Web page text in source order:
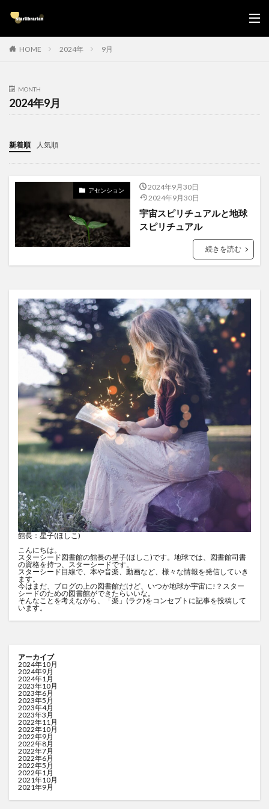
HOME 2024年 9月
MONTH
2024年9月
新着順 人気順
アセンション
2024年9月30日
2024年9月30日
宇宙スピリチュアルと地球
スピリチュアル
続きを読む
館長：星子(ほしこ)
こんにちは。
スターシード図書館の館長の星子(ほしこ)です。地球では、図書館司書
の資格を持つ、スターシードです。
スターシード目線で、本や音楽、動画など、様々な情報を発信していき
ます。
今はまだ、ブログの上の図書館だけど、いつか地球か宇宙に!？スター
シードのための図書館ができたらいいな。
そんなことを考えながら、「楽」(ラク)をコンセプトに記事を投稿して
います。
アーカイブ
2024年10月
2024年9月
2024年1月
2023年10月
2023年6月
2023年5月
2023年4月
2023年3月
2022年11月
2022年10月
2022年9月
2022年8月
2022年7月
2022年6月
2022年5月
2022年1月
2021年10月
2021年9月